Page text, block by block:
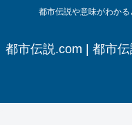
都市伝説や意味がわかる
都市伝説.com | 都市